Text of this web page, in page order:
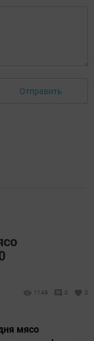
Отправить
1149 0 0
мясо